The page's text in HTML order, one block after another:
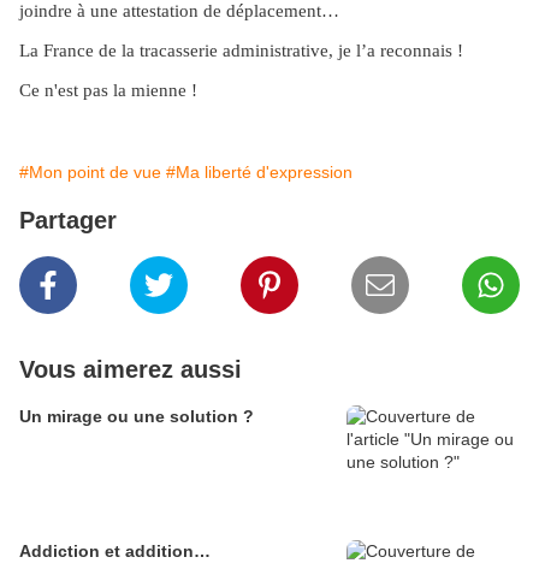
joindre à une attestation de déplacement…
La France de la tracasserie administrative, je l’a reconnais !
Ce n'est pas la mienne !
#Mon point de vue #Ma liberté d'expression
Partager
Vous aimerez aussi
Un mirage ou une solution ?
Addiction et addition…